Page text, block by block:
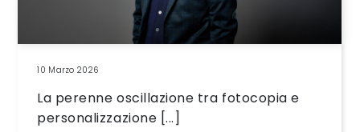
10 Marzo 2026
La perenne oscillazione tra fotocopia e
personalizzazione [...]